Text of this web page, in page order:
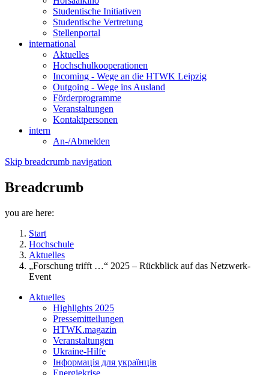
Studentische Initiativen
Studentische Vertretung
Stellenportal
international
Aktuelles
Hochschulkooperationen
Incoming - Wege an die HTWK Leipzig
Outgoing - Wege ins Ausland
Förderprogramme
Veranstaltungen
Kontaktpersonen
intern
An-/Abmelden
Skip breadcrumb navigation
Breadcrumb
you are here:
Start
Hochschule
Aktuelles
„Forschung trifft …“ 2025 – Rückblick auf das Netzwerk-
Event
Aktuelles
Highlights 2025
Pressemitteilungen
HTWK.magazin
Veranstaltungen
Ukraine-Hilfe
Інформація для українців